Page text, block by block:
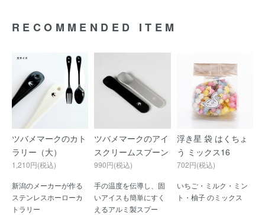
RECOMMENDED ITEM
ツバメマークのカト
ラリー（大）
1,210円(税込)
新潟のメーカーが作る
ステンレスホーローカ
トラリー
ツバメマークのアイ
スクリームスプーン
990円(税込)
手の温度を伝導し、固
いアイスも簡単にすく
えるアルミ製スプー
浮き星 袋 はくちょ
う ミックス16
702円(税込)
いちご・ミルク・ミン
ト・柚子 のミックス